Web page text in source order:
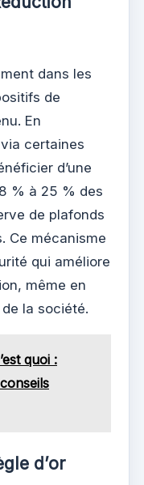
dans les
de
En
certaines
d’une
% à 25 % des
de plafonds
Ce mécanisme
qui améliore
même en
la société.
quoi :
d’or